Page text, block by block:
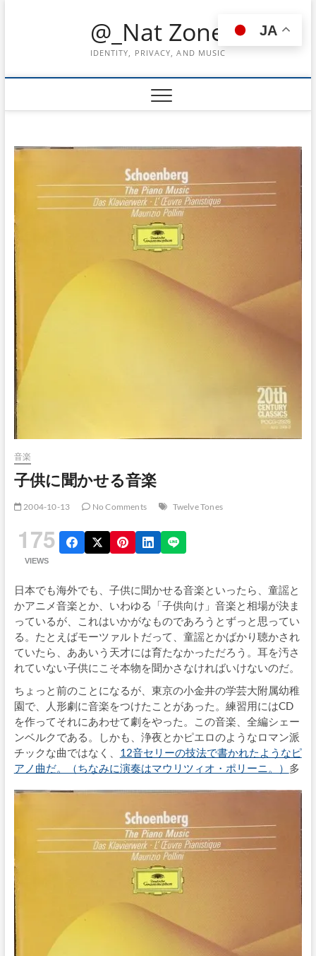
@_Nat Zone
IDENTITY, PRIVACY, AND MUSIC
音楽
子供に聞かせる音楽
2004-10-13 No Comments Twelve Tones
175
VIEWS
日本でも海外でも、子供に聞かせる音楽といったら、童謡と
かアニメ音楽とか、いわゆる「子供向け」音楽と相場が決ま
っているが、これはいかがなものであろうとずっと思ってい
る。たとえばモーツァルトだって、童謡とかばかり聴かされ
ていたら、ああいう天才には育たなかっただろう。耳を汚さ
れていない子供にこそ本物を聞かさなければいけないのだ。
ちょっと前のことになるが、東京の小金井の学芸大附属幼稚
園で、人形劇に音楽をつけたことがあった。練習用にはCD
を作ってそれにあわせて劇をやった。この音楽、全編シェー
ンベルクである。しかも、浄夜とかピエロのようなロマン派
チックな曲ではなく、 12音セリーの技法で書かれたようなピ
アノ曲だ。（ちなみに演奏はマウリツィオ・ポリーニ。） 多
JA